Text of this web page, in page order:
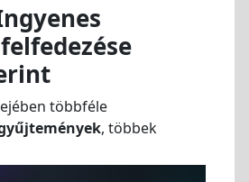
többféle
, többek